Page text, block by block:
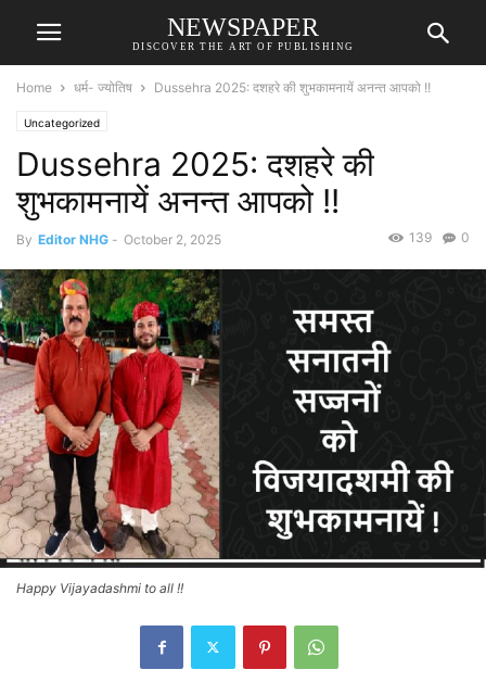
NEWSPAPER
DISCOVER THE ART OF PUBLISHING
Home धर्म- ज्योतिष Dussehra 2025: दशहरे की शुभकामनायें अनन्त आपको !!
Uncategorized
Dussehra 2025: दशहरे की
शुभकामनायें अनन्त आपको !!
By Editor NHG - October 2, 2025 0
139
Happy Vijayadashmi to all !!